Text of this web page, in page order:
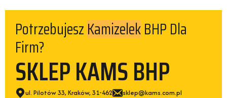
PotrzebujeszKamizelekBHP Dla
Firm?
SKLEP KAMS BHP
ul. Pilotów 33, Kraków, 31-462
sklep@kams.com.pl